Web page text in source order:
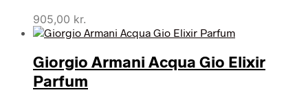
905,00 kr.
Giorgio Armani Acqua Gio Elixir
Parfum